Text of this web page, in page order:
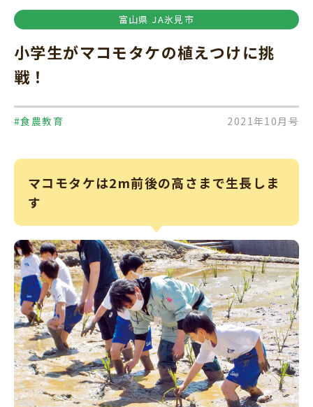
富山県 JA氷見市
小学生がマコモタケの植えつけに挑
戦！
#食農教育 2021年10月号
マコモタケは2m前後の高さまで生長しま
す